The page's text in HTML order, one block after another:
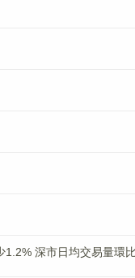
深市日均交易量環